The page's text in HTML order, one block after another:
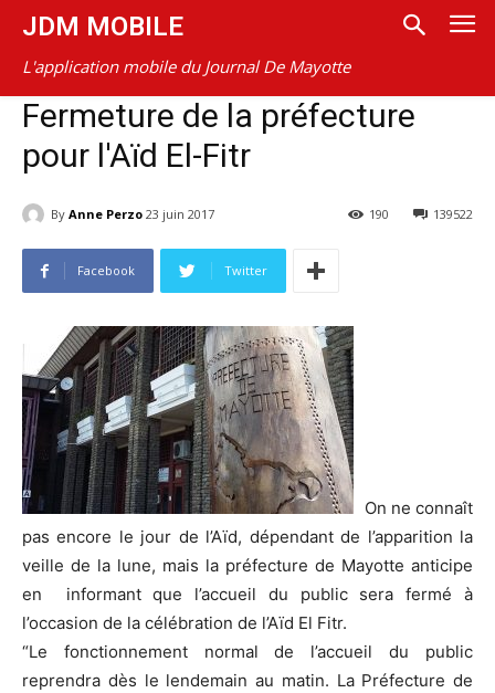
JDM MOBILE
L'application mobile du Journal De Mayotte
Fermeture de la préfecture
pour l'Aïd El-Fitr
By Anne Perzo 23 juin 2017 139522
190
Facebook Twitter
On ne connaît
pas encore le jour de l’Aïd, dépendant de l’apparition la
veille de la lune, mais la préfecture de Mayotte anticipe
en informant que l’accueil du public sera fermé à
l’occasion de la célébration de l’Aïd El Fitr.
“Le fonctionnement normal de l’accueil du public
reprendra dès le lendemain au matin. La Préfecture de